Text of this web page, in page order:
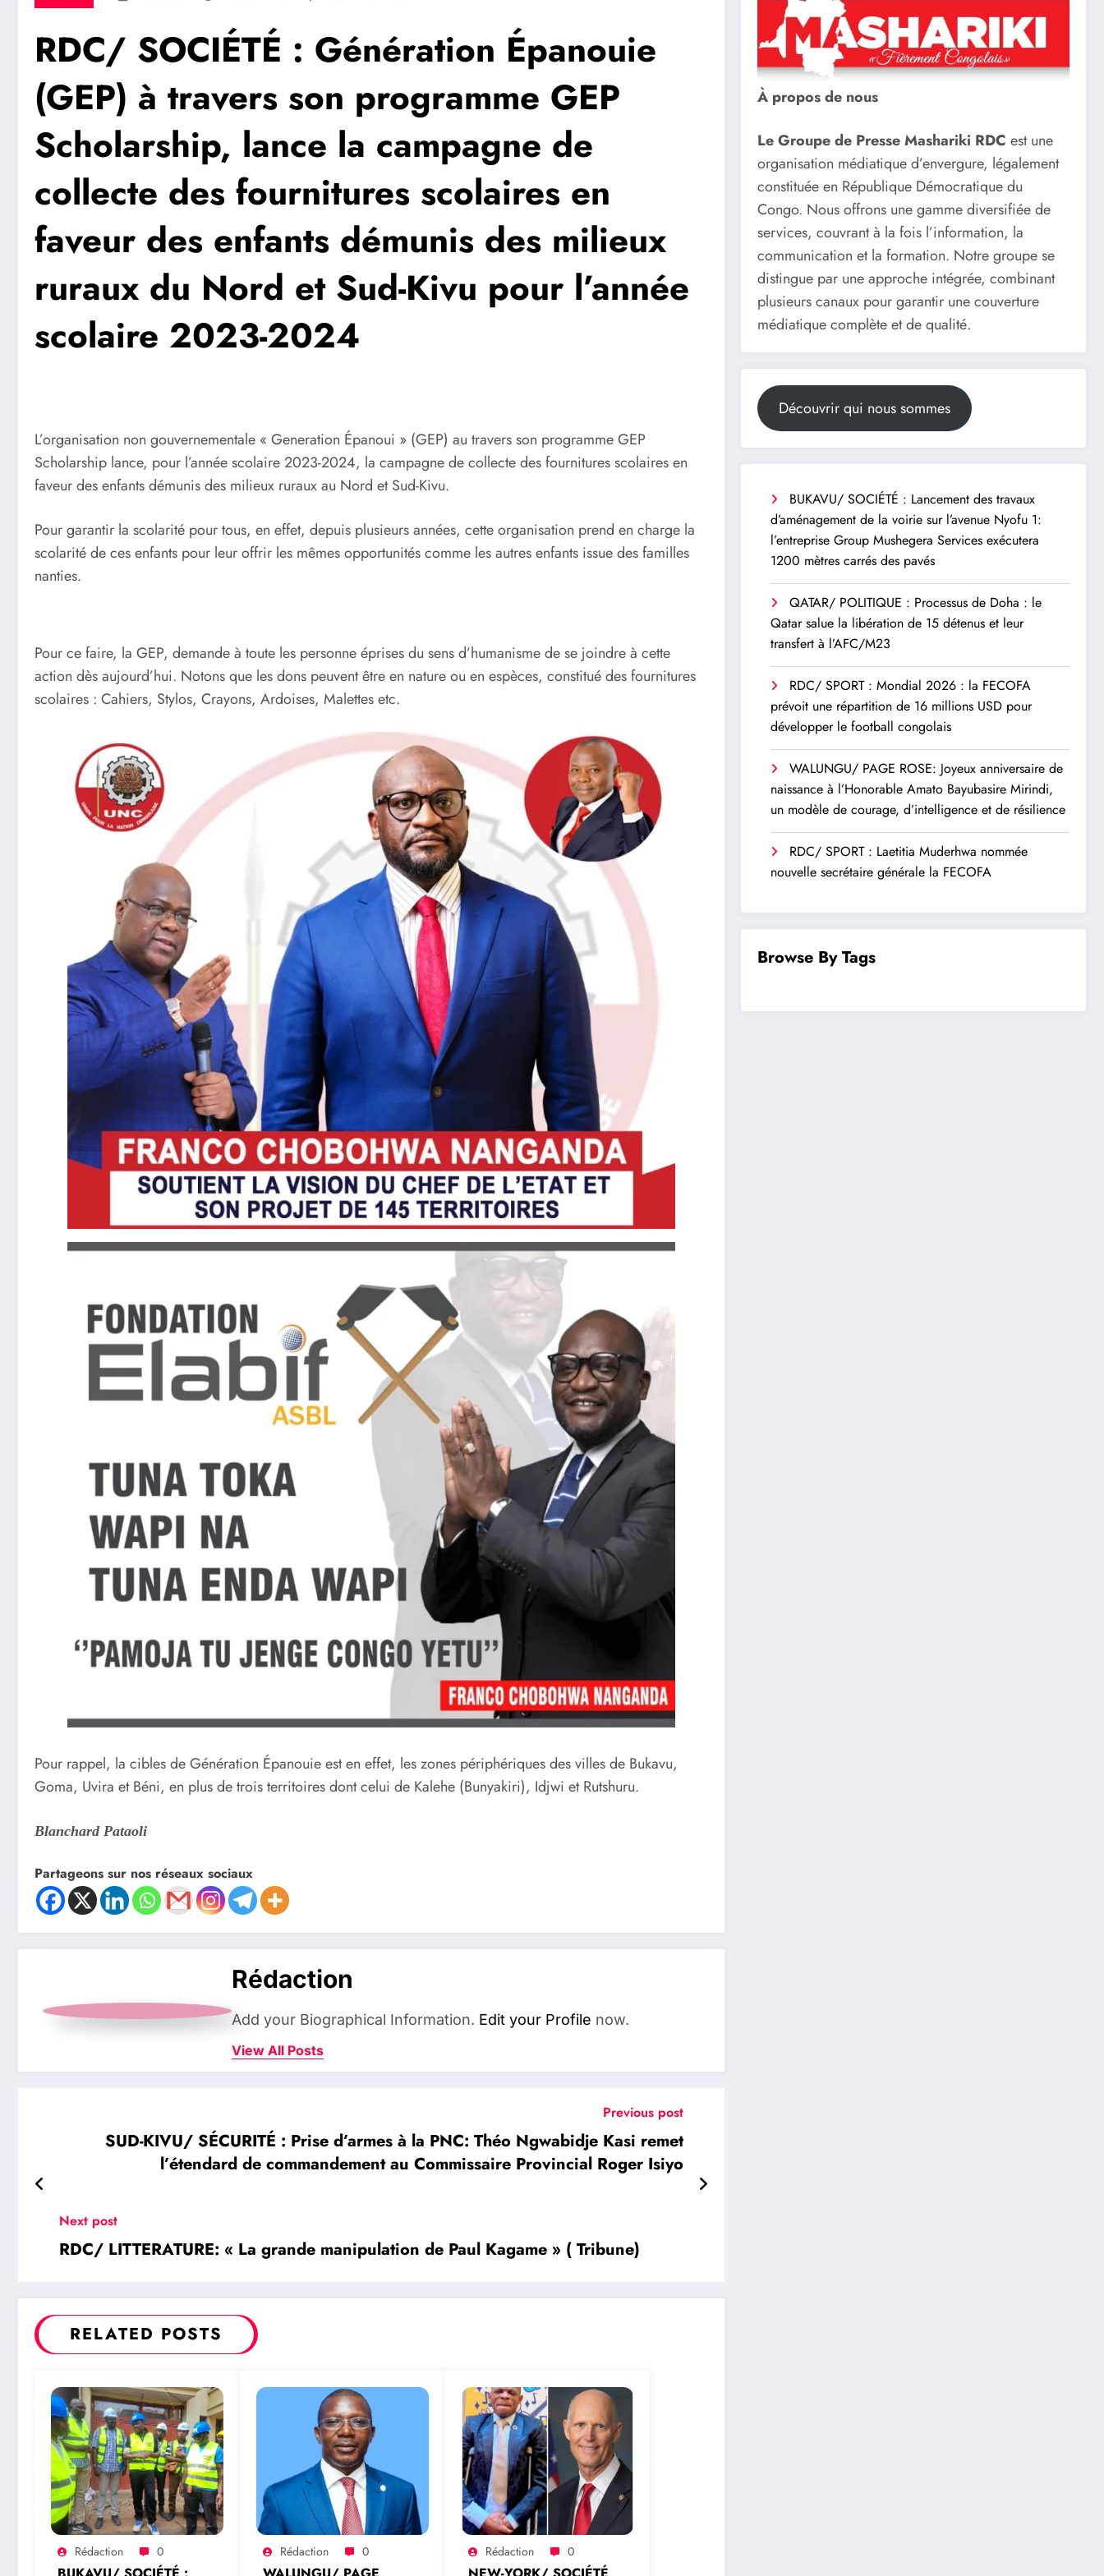
RDC/ SOCIÉTÉ : Génération Épanouie
(GEP) à travers son programme GEP
Scholarship, lance la campagne de
collecte des fournitures scolaires en
faveur des enfants démunis des milieux
ruraux du Nord et Sud-Kivu pour l’année
scolaire 2023-2024
L’organisation non gouvernementale « Generation Épanoui » (GEP) au travers son programme GEP
Scholarship lance, pour l’année scolaire 2023-2024, la campagne de collecte des fournitures scolaires en
faveur des enfants démunis des milieux ruraux au Nord et Sud-Kivu.
Pour garantir la scolarité pour tous, en effet, depuis plusieurs années, cette organisation prend en charge la
scolarité de ces enfants pour leur offrir les mêmes opportunités comme les autres enfants issue des familles
nanties.
Pour ce faire, la GEP, demande à toute les personne éprises du sens d’humanisme de se joindre à cette
action dès aujourd’hui. Notons que les dons peuvent être en nature ou en espèces, constitué des fournitures
scolaires : Cahiers, Stylos, Crayons, Ardoises, Malettes etc.
Pour rappel, la cibles de Génération Épanouie est en effet, les zones périphériques des villes de Bukavu,
Goma, Uvira et Béni, en plus de trois territoires dont celui de Kalehe (Bunyakiri), Idjwi et Rutshuru.
Blanchard Pataoli
Partageons sur nos réseaux sociaux
Rédaction
Add your Biographical Information. Edit your Profile now.
View All Posts
Previous post
SUD-KIVU/ SÉCURITÉ : Prise d’armes à la PNC: Théo Ngwabidje Kasi remet
l’étendard de commandement au Commissaire Provincial Roger Isiyo
Next post
RDC/ LITTERATURE: « La grande manipulation de Paul Kagame » ( Tribune)
RELATED POSTS
Rédaction 0 Rédaction 0 Rédaction 0
À propos de nous
Le Groupe de Presse Mashariki RDC est une
organisation médiatique d’envergure, légalement
constituée en République Démocratique du
Congo. Nous offrons une gamme diversifiée de
services, couvrant à la fois l’information, la
communication et la formation. Notre groupe se
distingue par une approche intégrée, combinant
plusieurs canaux pour garantir une couverture
médiatique complète et de qualité.
Découvrir qui nous sommes
BUKAVU/ SOCIÉTÉ : Lancement des travaux
d’aménagement de la voirie sur l’avenue Nyofu 1:
l’entreprise Group Mushegera Services exécutera
1200 mètres carrés des pavés
QATAR/ POLITIQUE : Processus de Doha : le
Qatar salue la libération de 15 détenus et leur
transfert à l’AFC/M23
RDC/ SPORT : Mondial 2026 : la FECOFA
prévoit une répartition de 16 millions USD pour
développer le football congolais
WALUNGU/ PAGE ROSE: Joyeux anniversaire de
naissance à l’Honorable Amato Bayubasire Mirindi,
un modèle de courage, d’intelligence et de résilience
RDC/ SPORT : Laetitia Muderhwa nommée
nouvelle secrétaire générale la FECOFA
Browse By Tags